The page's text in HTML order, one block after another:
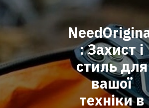
: Захист і
стиль для
вашої
техніки в